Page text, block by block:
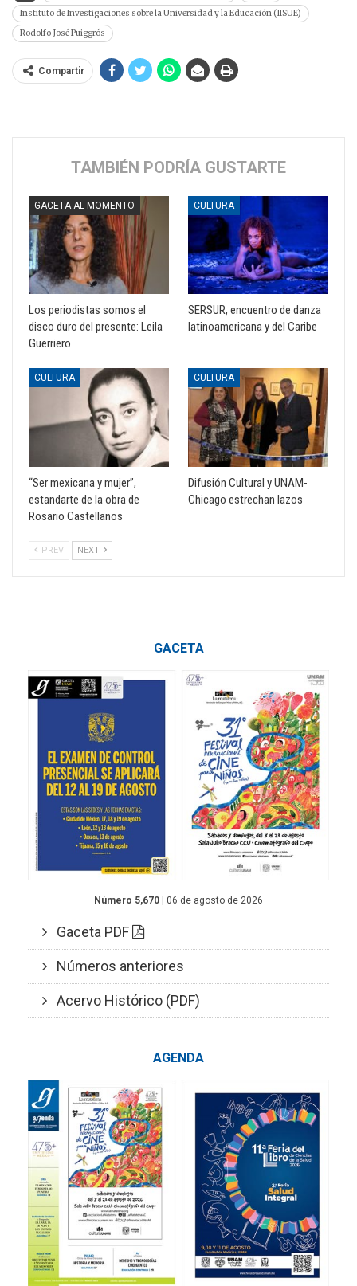
Instituto de Investigaciones sobre la Universidad y la Educación (IISUE)
Rodolfo José Puiggrós
Compartir
TAMBIÉN PODRÍA GUSTARTE
GACETA AL MOMENTO
Los periodistas somos el
disco duro del presente: Leila
Guerriero
CULTURA
SERSUR, encuentro de danza
latinoamericana y del Caribe
CULTURA
“Ser mexicana y mujer”,
estandarte de la obra de
Rosario Castellanos
CULTURA
Difusión Cultural y UNAM-
Chicago estrechan lazos
PREV NEXT
GACETA
Número 5,670 | 06 de agosto de 2026
Gaceta PDF
Números anteriores
Acervo Histórico (PDF)
AGENDA